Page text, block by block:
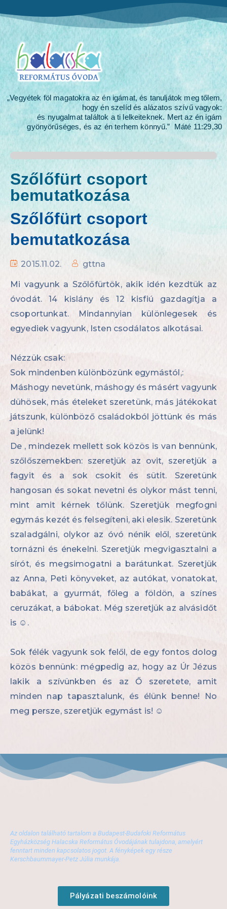
„Vegyétek föl magatokra az én igámat, és tanuljátok meg tőlem,
hogy én szelíd és alázatos szívű vagyok:
és nyugalmat találtok a ti lelkeiteknek. Mert az én igám
gyönyörűséges, és az én terhem könnyű.” Máté 11:29,30
Szőlőfürt csoport
bemutatkozása
Szőlőfürt csoport
bemutatkozása
2015.11.02. gttna
Mi vagyunk a Szőlőfürtök, akik idén kezdtük az
óvodát. 14 kislány és 12 kisfiú gazdagítja a
csoportunkat. Mindannyian különlegesek és
egyediek vagyunk, Isten csodálatos alkotásai.
Nézzük csak:
Sok mindenben különbözünk egymástól,:
Máshogy nevetünk, máshogy és másért vagyunk
dühösek, más ételeket szeretünk, más játékokat
játszunk, különböző családokból jöttünk és más
a jelünk!
De , mindezek mellett sok közös is van bennünk,
szőlőszemekben: szeretjük az ovit, szeretjük a
fagyit és a sok csokit és sütit. Szeretünk
hangosan és sokat nevetni és olykor mást tenni,
mint amit kérnek tőlünk. Szeretjük megfogni
egymás kezét és felsegíteni, aki elesik. Szeretünk
szaladgálni, olykor az óvó nénik elől, szeretünk
tornázni és énekelni. Szeretjük megvigasztalni a
sírót, és megsimogatni a barátunkat. Szeretjük
az Anna, Peti könyveket, az autókat, vonatokat,
babákat, a gyurmát, főleg a földön, a színes
ceruzákat, a bábokat. Még szeretjük az alvásidőt
is ☺.
Sok félék vagyunk sok felől, de egy fontos dolog
közös bennünk: mégpedig az, hogy az Úr Jézus
lakik a szívünkben és az Ő szeretete, amit
minden nap tapasztalunk, és élünk benne! No
meg persze, szeretjük egymást is! ☺
Az oldalon található tartalom a Budapest-Budafoki Református
Egyházközség Halacska Református Óvodájának tulajdona, amelyért
fenntart minden kapcsolatos jogot. A fényképek egy része
Kerschbaummayer-Petz Júlia munkája.
Pályázati beszámolóink